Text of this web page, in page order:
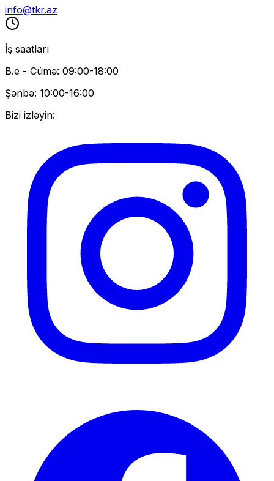
info@tkr.az
İş saatları
B.e - Cümə: 09:00-18:00
Şənbə: 10:00-16:00
Bizi izləyin: